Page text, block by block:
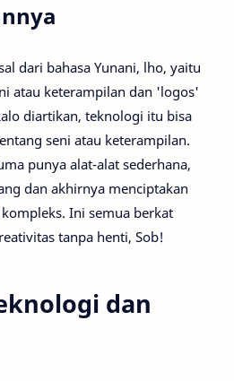
dari bahasa Yunani, lho, yaitu
atau keterampilan dan 'logos'
diartikan, teknologi itu bisa
seni atau keterampilan.
punya alat-alat sederhana,
dan akhirnya menciptakan
Ini semua berkat
tanpa henti, Sob!
dan